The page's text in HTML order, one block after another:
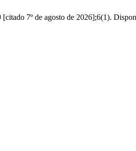
7º de agosto de 2026];6(1).